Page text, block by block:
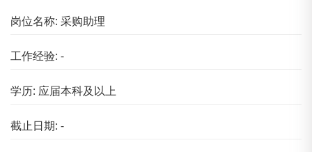
岗位名称: 采购助理
工作经验: -
学历: 应届本科及以上
截止日期: -